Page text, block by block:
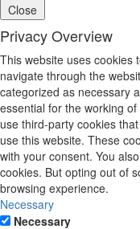
Close
Privacy Overview
This website uses cookies
navigate through the
categorized as necessary
essential for the working
use third-party cookies
use this website. These
with your consent. You
cookies. But opting out of
browsing experience.
Necessary
Necessary